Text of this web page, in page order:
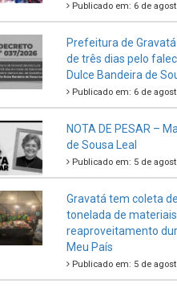
Publicado em: 6 de
Prefeitura de
de três dias pelo
Dulce Bandeira de
Publicado em: 6 de
NOTA DE PESAR –
de Sousa Leal
Publicado em: 5 de
Gravatá tem coleta
tonelada de
reaproveitamento
Meu País
Publicado em: 5 de